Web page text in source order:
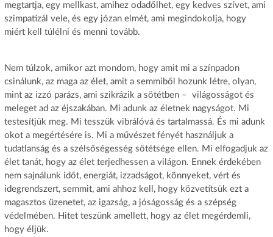
megtartja, egy mellkast, amihez odadőlhet, egy kedves szívet, ami
szimpatizál vele, és egy józan elmét, ami megindokolja, hogy
miért kell túlélni és menni tovább.
Nem túlzok, amikor azt mondom, hogy amit mi a színpadon
csinálunk, az maga az élet, amit a semmiből hozunk létre, olyan,
mint az izzó parázs, ami szikrázik a sötétben – világosságot és
meleget ad az éjszakában. Mi adunk az életnek nagyságot. Mi
testesítjük meg. Mi tesszük vibrálóvá és tartalmassá. És mi adunk
okot a megértésére is. Mi a művészet fényét használjuk a
tudatlanság és a szélsőségesség sötétsége ellen. Mi elfogadjuk az
élet tanát, hogy az élet terjedhessen a világon. Ennek érdekében
nem sajnálunk időt, energiát, izzadságot, könnyeket, vért és
idegrendszert, semmit, ami ahhoz kell, hogy közvetítsük ezt a
magasztos üzenetet, az igazság, a jóságosság és a szépség
védelmében. Hitet teszünk amellett, hogy az élet megérdemli,
hogy éljük.